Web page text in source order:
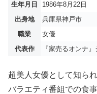
生年月日
1986年8月22日
出身地
兵庫県神戸市
職業
女優
代表作
『家売るオンナ
超美人女優として知ら
バラエティ番組での食